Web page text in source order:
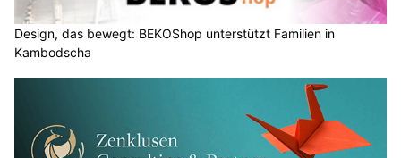
Design, das bewegt: BEKOShop unterstützt Familien in
Kambodscha